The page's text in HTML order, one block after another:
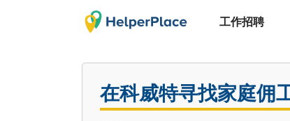
工作招聘
在科威特寻找家庭佣